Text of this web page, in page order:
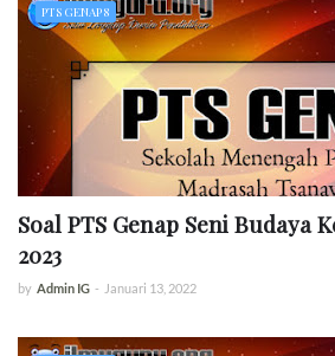
PTS GENAP 8
Soal PTS Genap Seni Budaya
2023
by Admin IG - Januari 13, 2022